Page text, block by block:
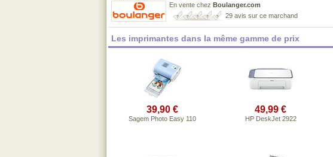
En vente chez Boulanger.com
29 avis sur ce marchand
Les imprimantes dans la même gamme de prix
39,90 €
Sagem Photo Easy 110
49,99 €
HP DeskJet 2922